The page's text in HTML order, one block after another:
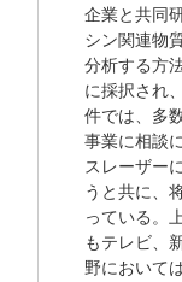
企業と共同
シン関連物
分析する方
に採択され
件では、多
事業に相談
スレーザー
うと共に、
っている。
もテレビ、
野において